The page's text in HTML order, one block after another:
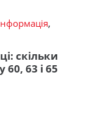
,
скільки
60, 63 і 65